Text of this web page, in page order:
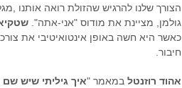
הצורך שלנו להרגיש שהזולת רואה אותנו
גולמן, מציינת את מודוס "אני-אתה".
כאשר היא חשה באופן אינטואיטיבי את
חיבור.
אהוד רוזנטל במאמר "איך גיליתי שיש